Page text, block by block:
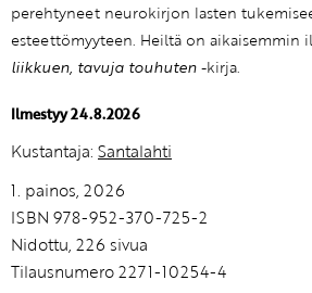
perehtyneet neurokirjon lasten
esteettömyyteen. Heiltä on aikaisemmin
liikkuen, tavuja touhuten -kirja.
Ilmestyy 24.8.2026
Kustantaja: Santalahti
1. painos, 2026
ISBN 978-952-370-725-2
Nidottu, 226 sivua
Tilausnumero 2271-10254-4